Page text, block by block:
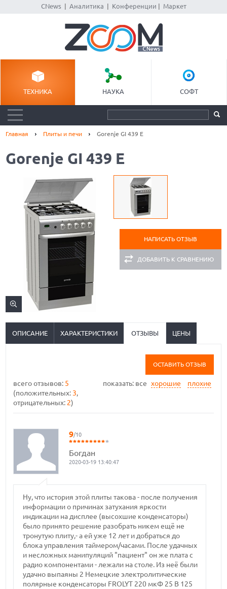
CNews| Аналитика Конференции Маркет
ТЕХНИКА НАУКА СОФТ
Главная Плиты и печи Gorenje GI 439 E
Gorenje GI 439 E
НАПИСАТЬ ОТЗЫВ
ДОБАВИТЬ К СРАВНЕНИЮ
ОПИСАНИЕ ХАРАКТЕРИСТИКИ ОТЗЫВЫ ЦЕНЫ
ОСТАВИТЬ ОТЗЫВ
показать: все хорошие плохие
всего отзывов: 5
(положительных: 3,
отрицательных: 2)
9/10
Богдан
2020-03-19 13:40:47
Ну, что история этой плиты такова - после получения
информации о причинах затухания яркости
индикации на дисплее (высохшие конденсаторы)
было принято решение разобрать никем ещё не
тронутую плиту,- а ей уже 12 лет и добраться до
блока управления таймером/часами. После удачных
и несложных манипуляций "пациент" он же плата с
радио компонентами - лежали на столе. Из неё были
удачно выпаяны 2 Немецкие электролитические
полярные конденсаторы FROLYT 220 мкФ 25 В 125